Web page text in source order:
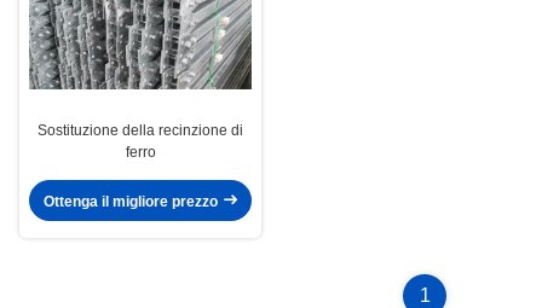
Sostituzione della recinzione di
ferro
Ottenga il migliore prezzo
1